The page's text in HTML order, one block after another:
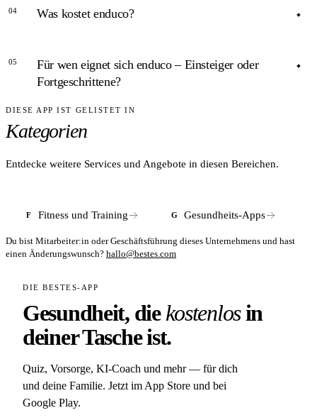
Factor-Abfrage passt den Plan fortlaufend an den aktuellen
Laut App-Store-Beschreibung unterstützt enduco neun
sich auf Laufuhren und Radcomputer exportieren;
absolvierte Trainings werden automatisch importiert.
04 Was kostet enduco?
enduco wird als Abo-Mitgliedschaft angeboten; aktuelle
Preise sind direkt in der App oder auf enduco.app einsehbar.
vorgesehen.
05
Für wen eignet sich enduco – Einsteiger oder
Fortgeschrittene?
ANTWORT
enduco richtet sich an Hobbyathleten und ambitionierte
strukturierten Basisplänen ab dem ersten 5K; erfahrene
Saisonmanagement.
DIESE APP IST GELISTET IN
Kategorien
Entdecke weitere Services und Angebote in diesen Bereichen.
F Fitness und Training G Gesundheits-Apps
Du bist Mitarbeiter:in oder Geschäftsführung dieses Unternehmens und hast
einen Änderungswunsch? hallo@bestes.com
DIE BESTES-APP
Gesundheit, diekostenlosin
deiner Tasche ist.
Quiz, Vorsorge, KI-Coach und mehr — für dich
und deine Familie. Jetzt im App Store und bei
Google Play.